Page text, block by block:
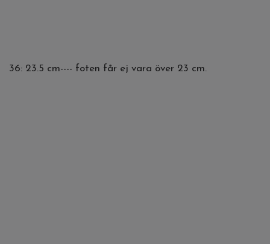
36: 23.5 cm---- foten får ej vara över 23 cm.